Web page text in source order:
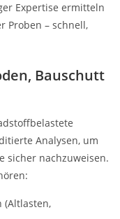
Expertise ermitteln
Proben – schnell,
Bauschutt
Analysen, um
sicher nachzuweisen.
(Altlasten,